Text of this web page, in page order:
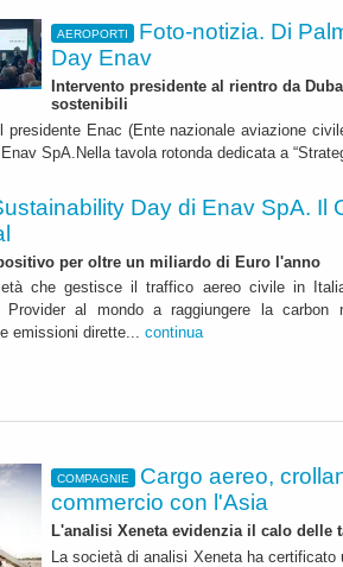
AEROPORTI
Foto-notizia. Di
Day Enav
Intervento presidente al rientro da
sostenibili
presidente Enac (Ente nazionale aviazione
SpA.Nella tavola rotonda dedicata a
Day di Enav SpA. Il
per oltre un miliardo di Euro l'anno
che gestisce il traffico aereo civile in
Provider al mondo a raggiungere la carbon
emissioni dirette... continua
COMPAGNIE
Cargo aereo,
commercio con l'Asia
L'analisi Xeneta evidenzia il calo delle
La società di analisi Xeneta ha